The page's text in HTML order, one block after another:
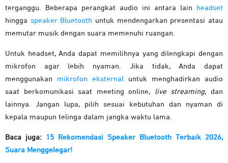
terganggu. Beberapa perangkat audio ini antara lain
headset
hingga speaker Bluetooth untuk mendengarkan presentasi atau
memutar musik dengan suara memenuhi ruangan.
Untuk headset, Anda dapat memilihnya yang dilengkapi dengan
mikrofon agar lebih nyaman. Jika tidak, Anda dapat
menggunakan mikrofon eksternal untuk menghadirkan audio
saat berkomunikasi saat meeting online, live streaming, dan
lainnya. Jangan lupa, pilih sesuai kebutuhan dan nyaman di
kepala maupun telinga dalam jangka waktu lama.
Baca juga: 15 Rekomendasi Speaker Bluetooth Terbaik 2026,
Suara Menggelegar!